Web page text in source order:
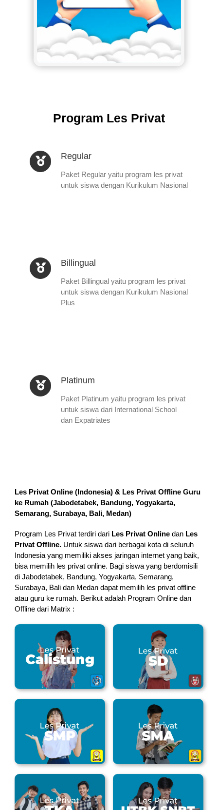
Program Les Privat
Regular
Paket Regular yaitu program les privat
untuk siswa dengan Kurikulum Nasional
Billingual
Paket Billingual yaitu program les privat
untuk siswa dengan Kurikulum Nasional
Plus
Platinum
Paket Platinum yaitu program les privat
untuk siswa dari International School
dan Expatriates
Les Privat Online (Indonesia) & Les Privat Offline Guru
ke Rumah (Jabodetabek, Bandung, Yogyakarta,
Semarang, Surabaya, Bali, Medan)
Program Les Privat terdiri dari Les Privat Online dan Les
Privat Offline. Untuk siswa dari berbagai kota di seluruh
Indonesia yang memiliki akses jaringan internet yang baik,
bisa memilih les privat online. Bagi siswa yang berdomisili
di Jabodetabek, Bandung, Yogyakarta, Semarang,
Surabaya, Bali dan Medan dapat memilih les privat offline
atau guru ke rumah. Berikut adalah Program Online dan
Offline dari Matrix :